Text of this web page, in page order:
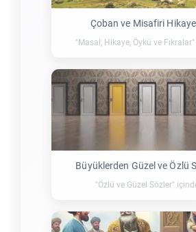
Çoban ve Misafiri
"Masal, Hikaye, Öykü ve
Büyüklerden Güzel ve Özlü
"Özlü ve Güzel Sözler"